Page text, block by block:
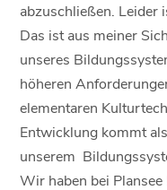
abzuschließen. Leider
Das ist aus meiner
unseres
höheren
elementaren
Entwicklung kommt
unserem
Wir haben bei